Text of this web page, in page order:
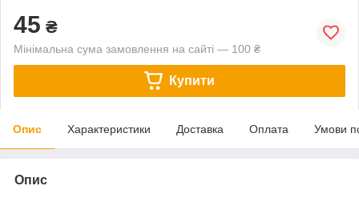
45 ₴
Мінімальна сума замовлення на сайті — 100 ₴
Купити
Опис Характеристики Доставка Оплата Умови
Опис